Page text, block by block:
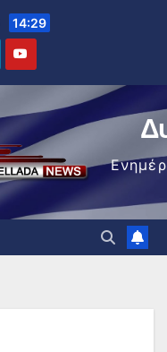
14:29